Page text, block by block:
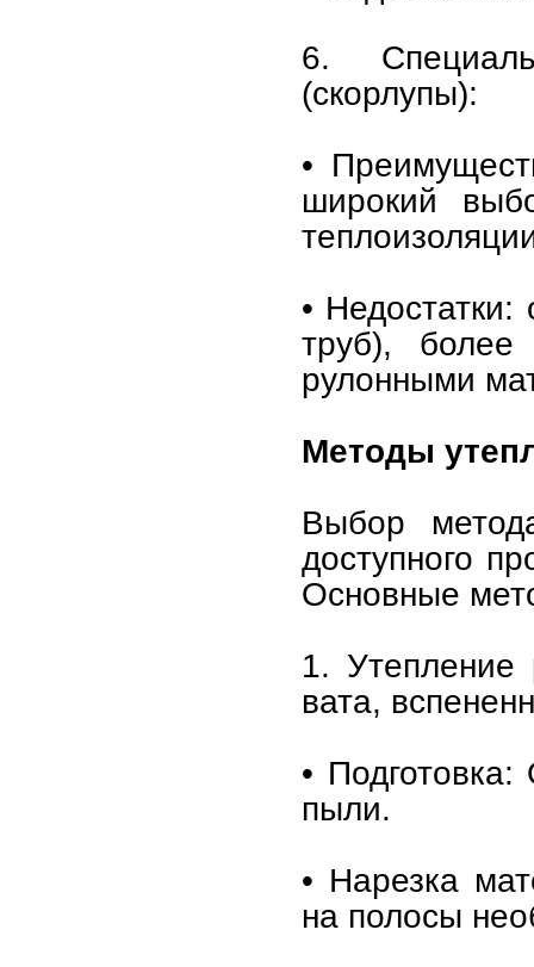
6.
(скорлупы):
•
широкий
• Недостатки:
труб),
рулонными
Методы
Выбор
доступного
Основные
1. Утепление
вата,
•
пыли.
• Нарезка
на полосы